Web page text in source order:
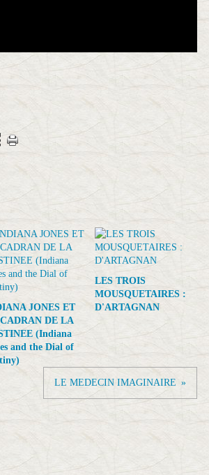
JONES ET
DE LA
(Indiana
and the Dial of
LES TROIS
MOUSQUETAIRES :
D'ARTAGNAN
LE MEDECIN IMAGINAIRE